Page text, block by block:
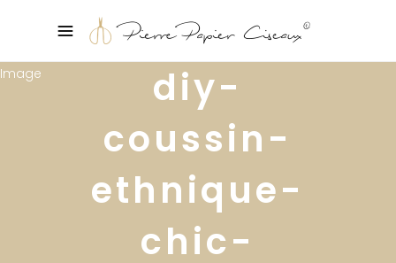
diy-
coussin-
ethnique-
chic-